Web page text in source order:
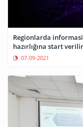
Regionlarda
hazırlığına start verilir
07-09-2021